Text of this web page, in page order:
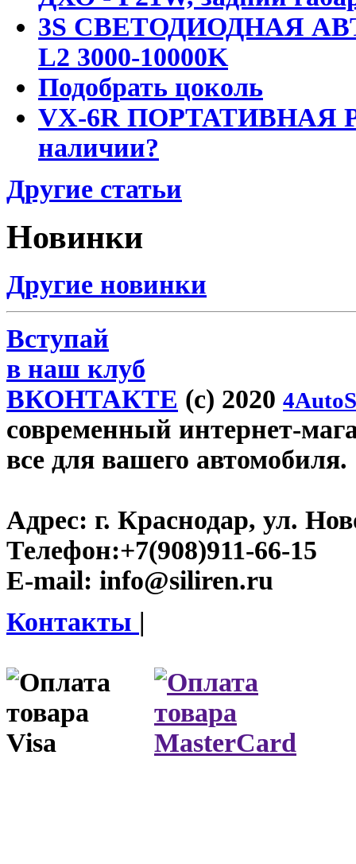
3S СВЕТОДИОДНАЯ
L2 3000-10000K
Подобрать цоколь
VX-6R ПОРТАТИВНАЯ
наличии?
Другие статьи
Новинки
Другие новинки
Вступай
в наш клуб
ВКОНТАКТЕ (c) 2020
современный интернет-
все для вашего автомобиля.
Адрес: г. Краснодар, ул.
Телефон:+7(908)911-66-15
E-mail: info@siliren.ru
Контакты |